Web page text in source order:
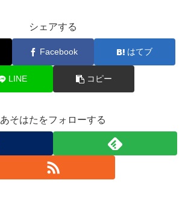
シェアする
Facebook はてブ
LINE コピー
あそはたをフォローする